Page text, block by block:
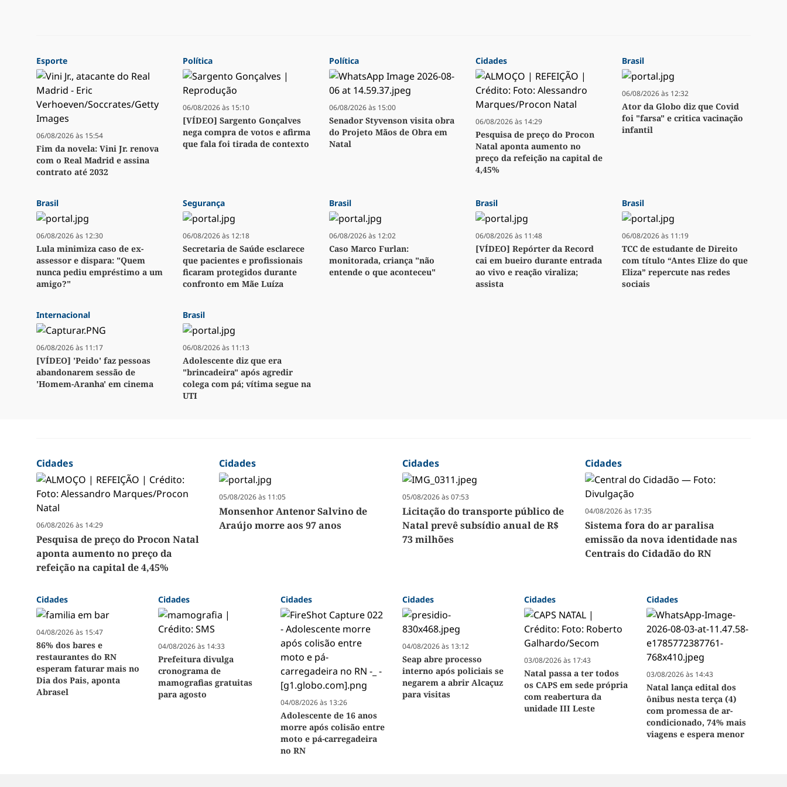
Esporte
06/08/2026 às 15:54
Fim da novela: Vini Jr. renova
com o Real Madrid e assina
contrato até 2032
Política
06/08/2026 às 15:10
[VÍDEO] Sargento Gonçalves
nega compra de votos e afirma
que fala foi tirada de contexto
Política
06/08/2026 às 15:00
Senador Styvenson visita obra
do Projeto Mãos de Obra em
Natal
Cidades
06/08/2026 às 14:29
Pesquisa de preço do Procon
Natal aponta aumento no
preço da refeição na capital de
4,45%
Brasil
06/08/2026 às 12:32
Ator da Globo diz que Covid
foi "farsa" e critica vacinação
infantil
Brasil
06/08/2026 às 12:30
Lula minimiza caso de ex-
assessor e dispara: "Quem
nunca pediu empréstimo a um
amigo?"
Segurança
06/08/2026 às 12:18
Secretaria de Saúde esclarece
que pacientes e profissionais
ficaram protegidos durante
confronto em Mãe Luíza
Brasil
06/08/2026 às 12:02
Caso Marco Furlan:
monitorada, criança "não
entende o que aconteceu"
Brasil
06/08/2026 às 11:48
[VÍDEO] Repórter da Record
cai em bueiro durante entrada
ao vivo e reação viraliza;
assista
Brasil
06/08/2026 às 11:19
TCC de estudante de Direito
com título “Antes Elize do que
Eliza” repercute nas redes
sociais
Internacional
06/08/2026 às 11:17
[VÍDEO] 'Peido' faz pessoas
abandonarem sessão de
'Homem-Aranha' em cinema
Brasil
06/08/2026 às 11:13
Adolescente diz que era
"brincadeira" após agredir
colega com pá; vítima segue na
UTI
Cidades
06/08/2026 às 14:29
Pesquisa de preço do Procon Natal
aponta aumento no preço da
refeição na capital de 4,45%
Cidades
05/08/2026 às 11:05
Monsenhor Antenor Salvino de
Araújo morre aos 97 anos
Cidades
05/08/2026 às 07:53
Licitação do transporte público de
Natal prevê subsídio anual de R$
73 milhões
Cidades
04/08/2026 às 17:35
Sistema fora do ar paralisa
emissão da nova identidade nas
Centrais do Cidadão do RN
Cidades
04/08/2026 às 15:47
86% dos bares e
restaurantes do RN
esperam faturar mais no
Dia dos Pais, aponta
Abrasel
Cidades
04/08/2026 às 14:33
Prefeitura divulga
cronograma de
mamografias gratuitas
para agosto
Cidades
04/08/2026 às 13:26
Adolescente de 16 anos
morre após colisão entre
moto e pá-carregadeira
no RN
Cidades
04/08/2026 às 13:12
Seap abre processo
interno após policiais se
negarem a abrir Alcaçuz
para visitas
Cidades
03/08/2026 às 17:43
Natal passa a ter todos
os CAPS em sede própria
com reabertura da
unidade III Leste
Cidades
03/08/2026 às 14:43
Natal lança edital dos
ônibus nesta terça (4)
com promessa de ar-
condicionado, 74% mais
viagens e espera menor